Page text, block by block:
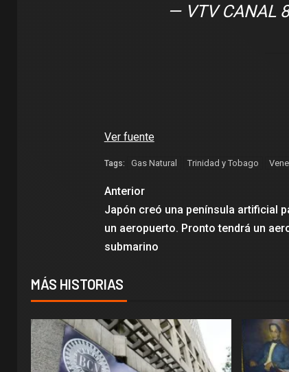
— VTV CANAL
Ver fuente
Tags: Gas Natural Trinidad y Tobago
Anterior
Japón creó una península artificial
un aeropuerto. Pronto tendrá un
submarino
MÁS HISTORIAS